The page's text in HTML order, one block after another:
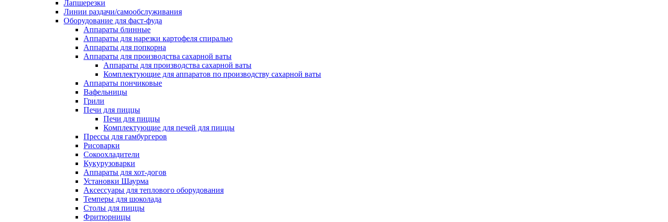
Лапшерезки
Линии раздачи/самообслуживания
Оборудование для фаст-фуда
Аппараты блинные
Аппараты для нарезки картофеля спиралью
Аппараты для попкорна
Аппараты для производства сахарной ваты
Аппараты для производства сахарной ваты
Комплектующие для аппаратов по производству сахарной ваты
Аппараты пончиковые
Вафельницы
Грили
Печи для пиццы
Печи для пиццы
Комплектующие для печей для пиццы
Прессы для гамбургеров
Рисоварки
Сокоохладители
Кукурузоварки
Аппараты для хот-догов
Установки Шаурма
Аксессуары для теплового оборудования
Темперы для шоколада
Столы для пиццы
Фритюрницы